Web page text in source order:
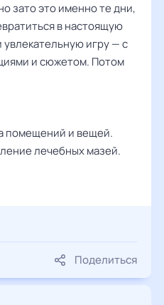
зато это именно те дни,
в настоящую
игру — с
и сюжетом. Потом
помещений и вещей.
лечебных мазей.
Поделиться